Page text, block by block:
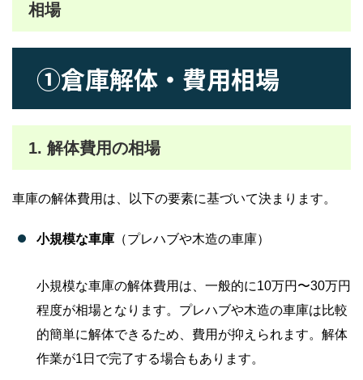
相場
①倉庫解体・費用相場
1. 解体費用の相場
車庫の解体費用は、以下の要素に基づいて決まります。
小規模な車庫 （プレハブや木造の車庫）
小規模な車庫の解体費用は、一般的に10万円〜30万円
程度が相場となります。プレハブや木造の車庫は比較
的簡単に解体できるため、費用が抑えられます。解体
作業が1日で完了する場合もあります。